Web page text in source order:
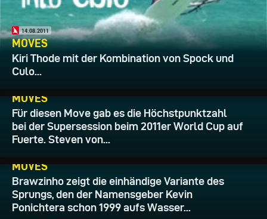
14.08.2011
MOVES
Kiri Thode mit der Kombination von Spock und
Culo...
MOVES
Für diesen Move gab es die Höchstpunktzahl
bei der Supersession beim 2011er World Cup auf
Fuerte. Steven von...
MOVES
Brawzinho zeigt die einhändige Variante des
Sprungs, den der Namensgeber Kevin
Ponichtera schon 1999 aufs Wasser...